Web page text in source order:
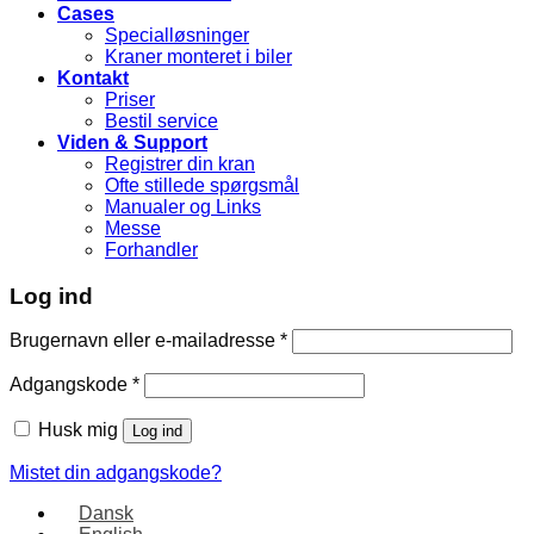
Cases
Specialløsninger
Kraner monteret i biler
Kontakt
Priser
Bestil service
Viden & Support
Registrer din kran
Ofte stillede spørgsmål
Manualer og Links
Messe
Forhandler
Log ind
Brugernavn eller e-mailadresse *
Adgangskode *
Husk mig Log ind
Mistet din adgangskode?
Dansk